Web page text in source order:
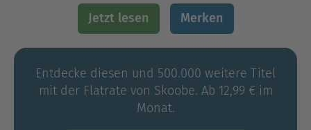
Jetzt lesen Merken
Entdecke diesen und 500.000 weitere Titel
mit der Flatrate von Skoobe. Ab 12,99 € im
Monat.